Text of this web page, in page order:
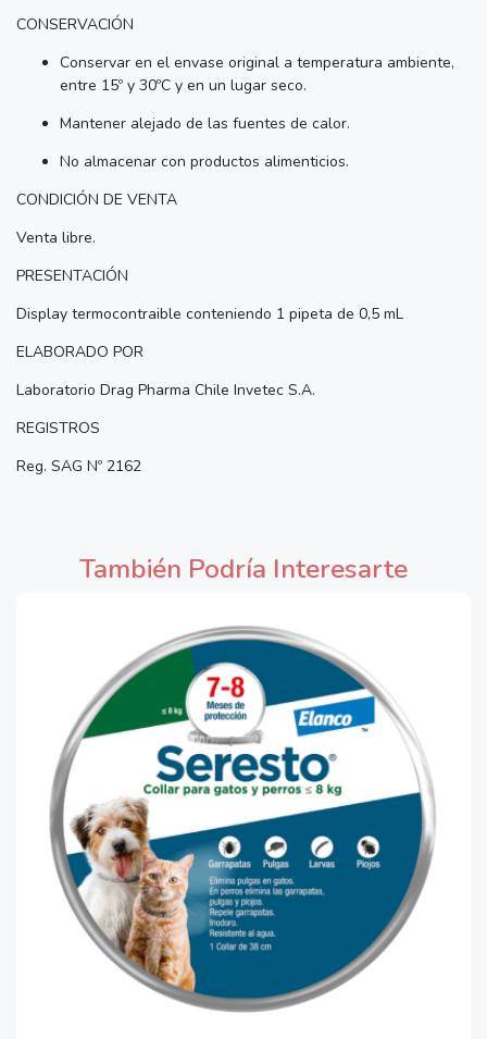
CONSERVACIÓN
Conservar en el envase original a temperatura ambiente,
entre 15º y 30ºC y en un lugar seco.
Mantener alejado de las fuentes de calor.
No almacenar con productos alimenticios.
CONDICIÓN DE VENTA
Venta libre.
PRESENTACIÓN
Display termocontraible conteniendo 1 pipeta de 0,5 mL
ELABORADO POR
Laboratorio Drag Pharma Chile Invetec S.A.
REGISTROS
Reg. SAG Nº 2162
También Podría Interesarte